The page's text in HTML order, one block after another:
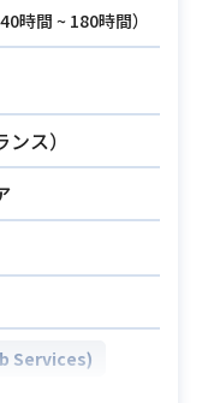
時間 ~ 180時間）
ス）
Services)